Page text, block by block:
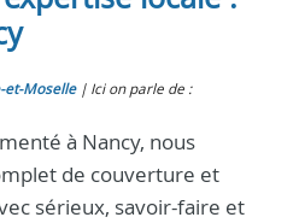
et-Moselle Ici on parle de :
à Nancy, nous
de couverture et
sérieux, savoir-faire et